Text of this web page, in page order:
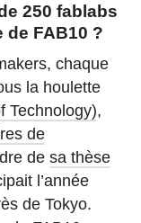
250 fablabs
de FAB10 ?
chaque
la houlette
Technology),
de
desa thèse
l’année
de Tokyo.